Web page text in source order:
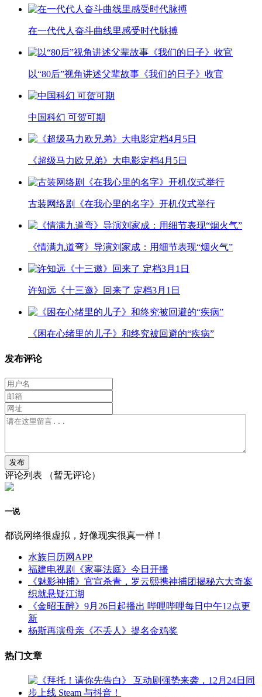
在一代代人奋斗曲线里感受时代脉搏
以“80后”视角讲述父辈故事《我们的日子》收官
中国科幻 可贺可期
《超级马力欧兄弟》大电影定档4月5日
古装网络剧《在我心里的名字》开机仪式举行
《情满九道弯》导演刘家成：用细节表现“烟火气”
许知远《十三邀》回来了 定档3月1日
《困在心绪里的儿子》和终究被回避的“疾病”
发布评论
评论列表 （暂无评论）
一说
都说网络很虚拟，好像现实很真一样！
水族日历网APP
福建电视剧《家事法庭》今日开播
《魅影神捕》官宣杀青，罗云熙携神捕团揭秘六大奇案
织就悬疑江湖
《金昭玉醉》9月26日起播出 哔哩哔哩每日中午12点更
新
杨斯再演母亲《不丢人》提名金鸡奖
热门文章